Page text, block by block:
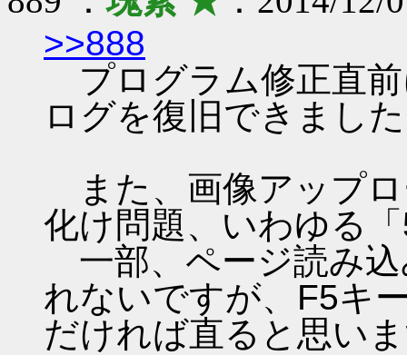
>>888
プログラム修正直
ログを復旧できまし
また、画像アップ
化け問題、いわゆる
一部、ページ読み
れないですが、F5キ
だければ直ると思い